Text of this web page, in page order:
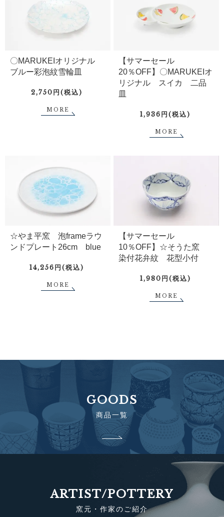
〇MARUKEIオリジナル
ブルー彩泡紋雪輪皿
2,750円(税込)
MORE
【サマーセール
20％OFF】〇MARUKEIオ
リジナル スイカ 二品
皿
1,936円(税込)
MORE
☆やま平窯 泡frameラウ
ンドプレート26cm blue
14,256円(税込)
MORE
【サマーセール
10％OFF】☆そうた窯
染付花弁紋 花型小付
1,980円(税込)
MORE
GOODS
商品一覧
ARTIST/POTTERY
窯元・作家のご紹介